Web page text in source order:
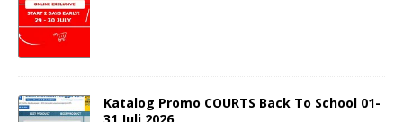
Katalog Promo COURTS Back To School 01-